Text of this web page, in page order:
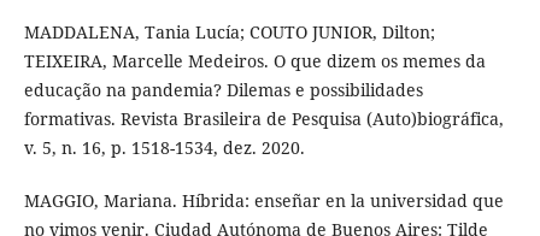
MADDALENA, Tania Lucía; COUTO JUNIOR, Dilton;
TEIXEIRA, Marcelle Medeiros. O que dizem os memes da
educação na pandemia? Dilemas e possibilidades
formativas. Revista Brasileira de Pesquisa (Auto)biográfica,
v. 5, n. 16, p. 1518-1534, dez. 2020.
MAGGIO, Mariana. Híbrida: enseñar en la universidad que
no vimos venir. Ciudad Autónoma de Buenos Aires: Tilde